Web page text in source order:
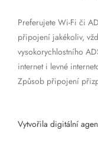
Preferujete Wi-Fi či
připojení jakékoliv,
vysokorychlostního
internet i levné
Způsob připojení
Vytvořila digitální